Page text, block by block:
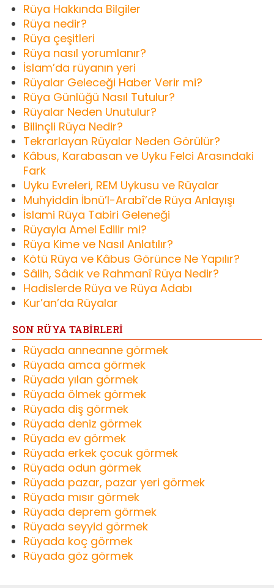
Rüya Hakkında Bilgiler
Rüya nedir?
Rüya çeşitleri
Rüya nasıl yorumlanır?
İslam’da rüyanın yeri
Rüyalar Geleceği Haber Verir mi?
Rüya Günlüğü Nasıl Tutulur?
Rüyalar Neden Unutulur?
Bilinçli Rüya Nedir?
Tekrarlayan Rüyalar Neden Görülür?
Kâbus, Karabasan ve Uyku Felci Arasındaki
Fark
Uyku Evreleri, REM Uykusu ve Rüyalar
Muhyiddin İbnü’l-Arabî’de Rüya Anlayışı
İslami Rüya Tabiri Geleneği
Rüyayla Amel Edilir mi?
Rüya Kime ve Nasıl Anlatılır?
Kötü Rüya ve Kâbus Görünce Ne Yapılır?
Sâlih, Sâdık ve Rahmanî Rüya Nedir?
Hadislerde Rüya ve Rüya Adabı
Kur’an’da Rüyalar
SON RÜYA TABİRLERİ
Rüyada anneanne görmek
Rüyada amca görmek
Rüyada yılan görmek
Rüyada ölmek görmek
Rüyada diş görmek
Rüyada deniz görmek
Rüyada ev görmek
Rüyada erkek çocuk görmek
Rüyada odun görmek
Rüyada pazar, pazar yeri görmek
Rüyada mısır görmek
Rüyada deprem görmek
Rüyada seyyid görmek
Rüyada koç görmek
Rüyada göz görmek